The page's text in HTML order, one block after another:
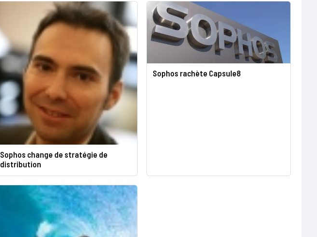
Sophos change de stratégie de
distribution
Sophos rachète Capsule8